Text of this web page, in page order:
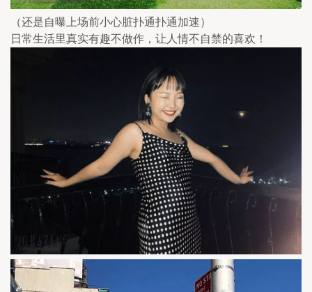
（还是自曝上场前小心脏扑通扑通加速）
日常生活里真实有趣不做作，让人情不自禁的喜欢！